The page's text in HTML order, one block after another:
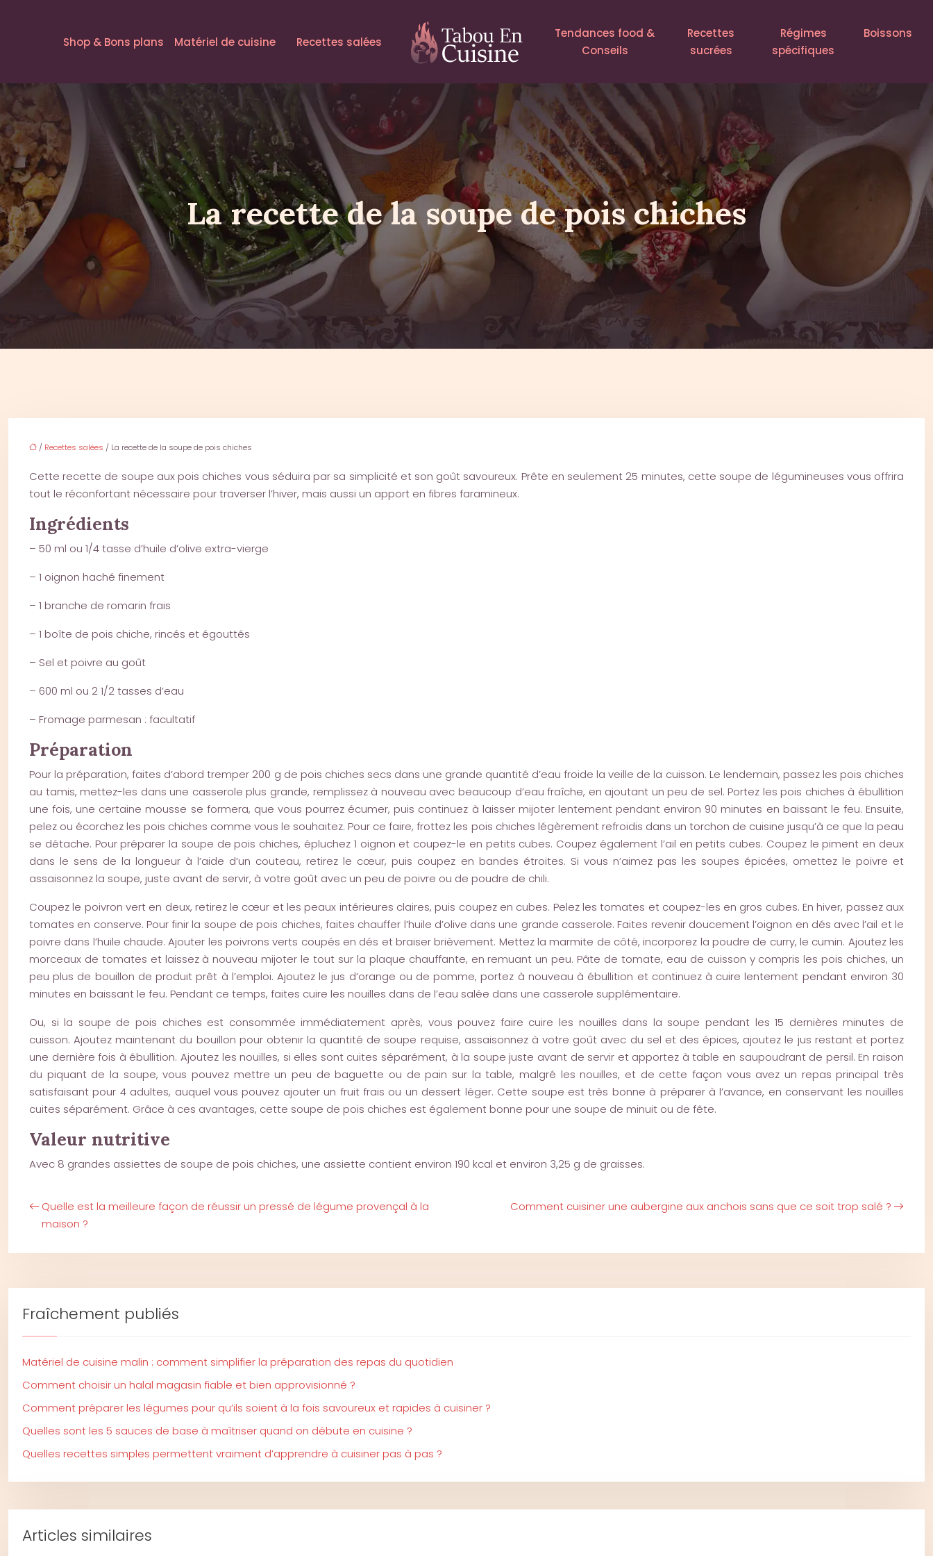
Recettes salées
Matériel de cuisine
Shop & Bons plans
Tendances food &
Conseils
Recettes
sucrées
Régimes
spécifiques
Boissons
La recette de la soupe de pois chiches
/ Recettes salées / La recette de la soupe de pois chiches
Cette recette de soupe aux pois chiches vous séduira par sa simplicité et son goût savoureux. Prête en seulement 25 minutes, cette soupe de légumineuses vous offrira
tout le réconfortant nécessaire pour traverser l’hiver, mais aussi un apport en fibres faramineux.
Ingrédients
– 50 ml ou 1/4 tasse d’huile d’olive extra-vierge
– 1 oignon haché finement
– 1 branche de romarin frais
– 1 boîte de pois chiche, rincés et égouttés
– Sel et poivre au goût
– 600 ml ou 2 1/2 tasses d’eau
– Fromage parmesan : facultatif
Préparation
Pour la préparation, faites d’abord tremper 200 g de pois chiches secs dans une grande quantité d’eau froide la veille de la cuisson. Le lendemain, passez les pois chiches
au tamis, mettez-les dans une casserole plus grande, remplissez à nouveau avec beaucoup d’eau fraîche, en ajoutant un peu de sel. Portez les pois chiches à ébullition
une fois, une certaine mousse se formera, que vous pourrez écumer, puis continuez à laisser mijoter lentement pendant environ 90 minutes en baissant le feu. Ensuite,
pelez ou écorchez les pois chiches comme vous le souhaitez. Pour ce faire, frottez les pois chiches légèrement refroidis dans un torchon de cuisine jusqu’à ce que la peau
se détache. Pour préparer la soupe de pois chiches, épluchez 1 oignon et coupez-le en petits cubes. Coupez également l’ail en petits cubes. Coupez le piment en deux
dans le sens de la longueur à l’aide d’un couteau, retirez le cœur, puis coupez en bandes étroites. Si vous n’aimez pas les soupes épicées, omettez le poivre et
assaisonnez la soupe, juste avant de servir, à votre goût avec un peu de poivre ou de poudre de chili.
Coupez le poivron vert en deux, retirez le cœur et les peaux intérieures claires, puis coupez en cubes. Pelez les tomates et coupez-les en gros cubes. En hiver, passez aux
tomates en conserve. Pour finir la soupe de pois chiches, faites chauffer l’huile d’olive dans une grande casserole. Faites revenir doucement l’oignon en dés avec l’ail et le
poivre dans l’huile chaude. Ajouter les poivrons verts coupés en dés et braiser brièvement. Mettez la marmite de côté, incorporez la poudre de curry, le cumin. Ajoutez les
morceaux de tomates et laissez à nouveau mijoter le tout sur la plaque chauffante, en remuant un peu. Pâte de tomate, eau de cuisson y compris les pois chiches, un
peu plus de bouillon de produit prêt à l’emploi. Ajoutez le jus d’orange ou de pomme, portez à nouveau à ébullition et continuez à cuire lentement pendant environ 30
minutes en baissant le feu. Pendant ce temps, faites cuire les nouilles dans de l’eau salée dans une casserole supplémentaire.
Ou, si la soupe de pois chiches est consommée immédiatement après, vous pouvez faire cuire les nouilles dans la soupe pendant les 15 dernières minutes de
cuisson. Ajoutez maintenant du bouillon pour obtenir la quantité de soupe requise, assaisonnez à votre goût avec du sel et des épices, ajoutez le jus restant et portez
une dernière fois à ébullition. Ajoutez les nouilles, si elles sont cuites séparément, à la soupe juste avant de servir et apportez à table en saupoudrant de persil. En raison
du piquant de la soupe, vous pouvez mettre un peu de baguette ou de pain sur la table, malgré les nouilles, et de cette façon vous avez un repas principal très
satisfaisant pour 4 adultes, auquel vous pouvez ajouter un fruit frais ou un dessert léger. Cette soupe est très bonne à préparer à l’avance, en conservant les nouilles
cuites séparément. Grâce à ces avantages, cette soupe de pois chiches est également bonne pour une soupe de minuit ou de fête.
Valeur nutritive
Avec 8 grandes assiettes de soupe de pois chiches, une assiette contient environ 190 kcal et environ 3,25 g de graisses.
Quelle est la meilleure façon de réussir un pressé de légume provençal à la
maison ?
Comment cuisiner une aubergine aux anchois sans que ce soit trop salé ?
Fraîchement publiés
Matériel de cuisine malin : comment simplifier la préparation des repas du quotidien
Comment choisir un halal magasin fiable et bien approvisionné ?
Comment préparer les légumes pour qu’ils soient à la fois savoureux et rapides à cuisiner ?
Quelles sont les 5 sauces de base à maîtriser quand on débute en cuisine ?
Quelles recettes simples permettent vraiment d’apprendre à cuisiner pas à pas ?
Articles similaires